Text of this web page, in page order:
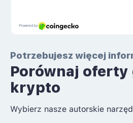
Potrzebujesz więcej
Porównaj oferty
krypto
Wybierz nasze autorskie